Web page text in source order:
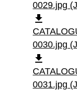
0029.jpg
file_download
0030.jpg
file_download
0031.jpg